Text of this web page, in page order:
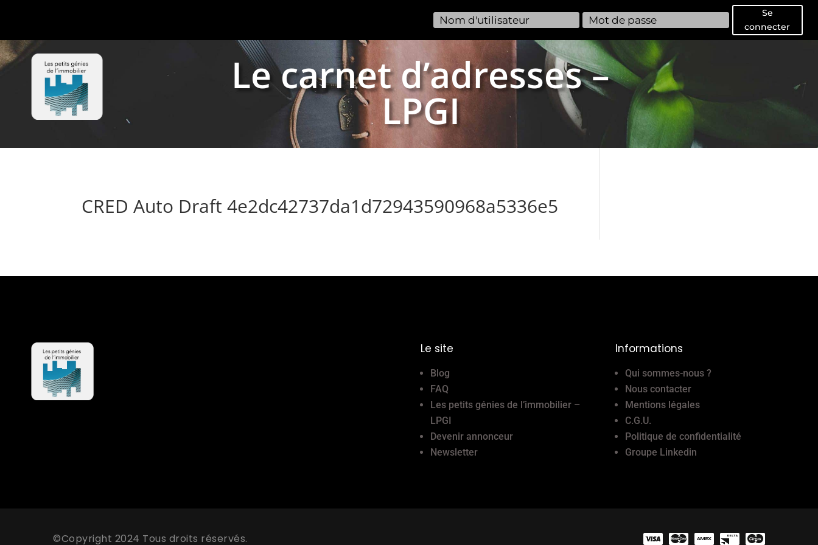
Se
connecter
Le carnet d’adresses –
LPGI
CRED Auto Draft 4e2dc42737da1d72943590968a5336e5
Le site
Blog
FAQ
Les petits génies de l’immobilier –
LPGI
Devenir annonceur
Newsletter
Informations
Qui sommes-nous ?
Nous contacter
Mentions légales
C.G.U.
Politique de confidentialité
Groupe Linkedin
©Copyright 2024 Tous droits réservés.